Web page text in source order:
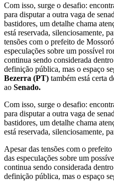
Com isso, surge o desafio:
para disputar a outra vaga de
bastidores, um detalhe chama
está reservada, silenciosamente,
tensões com o prefeito de
especulações sobre um possível
continua sendo considerada
definição pública, mas o espaço
Bezerra (PT) também está certa
ao Senado.
Com isso, surge o desafio:
para disputar a outra vaga de
bastidores, um detalhe chama
está reservada, silenciosamente,
Apesar das tensões com o
das especulações sobre um
continua sendo considerada
definição pública, mas o espaço